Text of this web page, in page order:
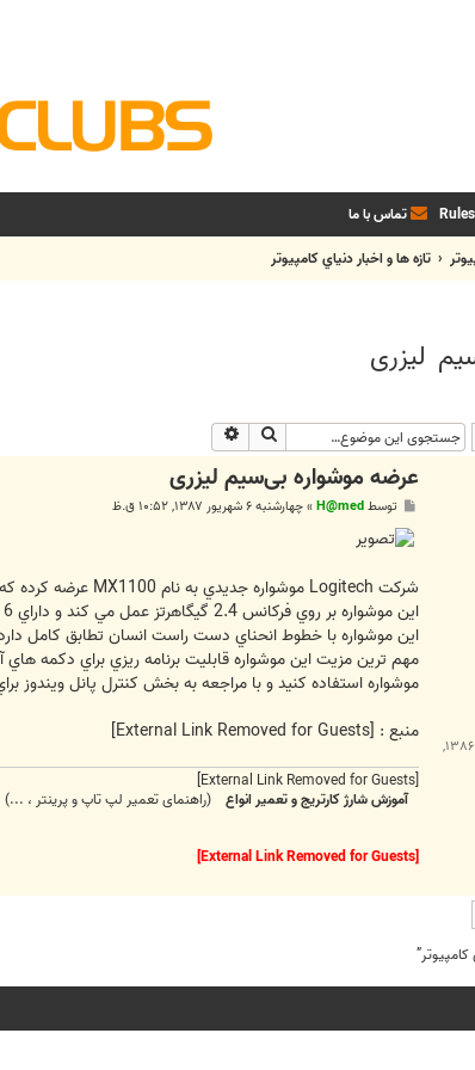
Rules تماس با ما
تازه ها و اخبار دنياي کامپيوتر
ليزری
جستجو
سه‌شنبه ۱۴ اسفند ۱۳۸۶,
عرضه موشواره بی‌سيم ليزری
ت
توسطH@med
»چهارشنبه ۶ شهریور ۱۳۸۷, ۱۰:۵۲ ق.ظ
شركت Logitech موشواره جديدي به نام MX1100 عرضه كرده كه از نوع بي سيم و ليزري است و به قيمت 80 دلار فروخته مي شود.
اين موشواره بر روي فركانس 2.4 گيگاهرتز عمل مي كند و داراي 6 دكمه است. اين در حالي است كه اكثر موشواره هاي بي سيم از طريق فناوري بلوتوث به رايانه وصل مي شوند.
اين موشواره با خطوط انحناي دست راست انسان تطابق كامل
مهم ترين مزيت اين موشواره قابليت برنامه ريزي براي دكمه
موشواره استفاده كنيد و با مراجعه به بخش كنترل پانل ويندوز
منبع : [External Link Removed for Guests]
[External Link Removed for Guests]
آموزش شارژ کارتریج و تعمیر انواع
(راهنمای تعمیر لپ تاپ و پرینتر ، ...)
[External Link Removed for Guests]